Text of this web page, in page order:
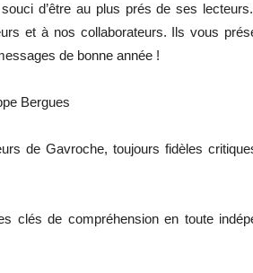
d’être au plus prés de ses
et à nos collaborateurs. Ils vous
de bonne année !
Bergues
de Gavroche, toujours fidèles
clés de compréhension en toute